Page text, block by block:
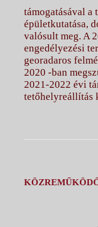
támogatásával a
épületkutatása,
valósult meg. A
engedélyezési
georadaros
2020 -ban
2021-2022 évi
tetőhelyreállítás